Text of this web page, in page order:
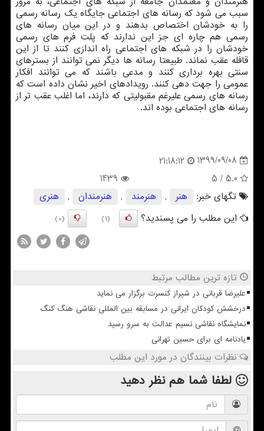
سبب می شود که رسانه های اجتماعی جایگاه یک رسانه رسمی
را به خودشان اختصاص بدهند و در این میان رسانه های
رسمی هم چاره ای جز این ندارند که پلت فرم های رسمی
خودشان را در شبکه های اجتماعی راه اندازی کنند تا از این
قافله عقب نماند. طبیعتا رسانه ها دیگر نمی توانند از بسترهای
سنتی بهره برداری کنند و مدعی باشند که می توانند افکار
عمومی را جهت دهی کنند. رویدادهای اخیر نشان داده است که
رسانه های رسمی علیرغم مقبولیتی که دارند، اما اغلب عقب تر از
رسانه های اجتماعی بوده اند.
1399/09/08
21:18:12
5.0
/ 5
1439
تگهای خبر:
هنر , هنرمند , هنرمندان ,
هنری
این مطلب را می پسندید؟
(1)
(0)
تازه ترین مطالب مرتبط
علیرضا قربانی در شیراز کنسرت برگزار می نماید
درخشش کودکان ایرانی در مسابقه بین المللی نقاشی هنگ کنگ
نمایشگاه نقاشی نسیم عدالت به سرو رسید
یادنامه ای برای حسین تهرانی
نظرات بینندگان در مورد این مطلب
لطفا شما همنظر دهید